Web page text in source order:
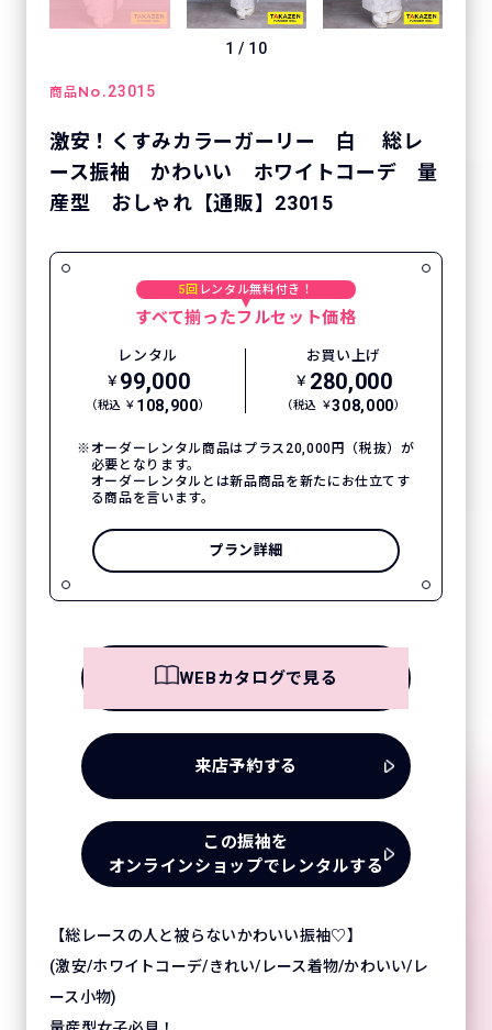
1 / 10
商品No.23015
激安！くすみカラーガーリー 白 総レ
ース振袖 かわいい ホワイトコーデ 量
産型 おしゃれ【通販】23015
5回 レンタル無料付き！
すべて揃ったフルセット価格
レンタル
￥ 99,000
（税込 ￥ 108,900）
お買い上げ
￥ 280,000
（税込 ￥308,000）
オーダーレンタル商品はプラス20,000円（税抜）が
必要となります。
オーダーレンタルとは新品商品を新たにお仕立てす
る商品を言います。
プラン詳細
WEBカタログで見る
来店予約する
この振袖を
オンラインショップでレンタルする
【総レースの人と被らないかわいい振袖♡】
(激安/ホワイトコーデ/きれい/レース着物/かわいい/レ
ース小物)